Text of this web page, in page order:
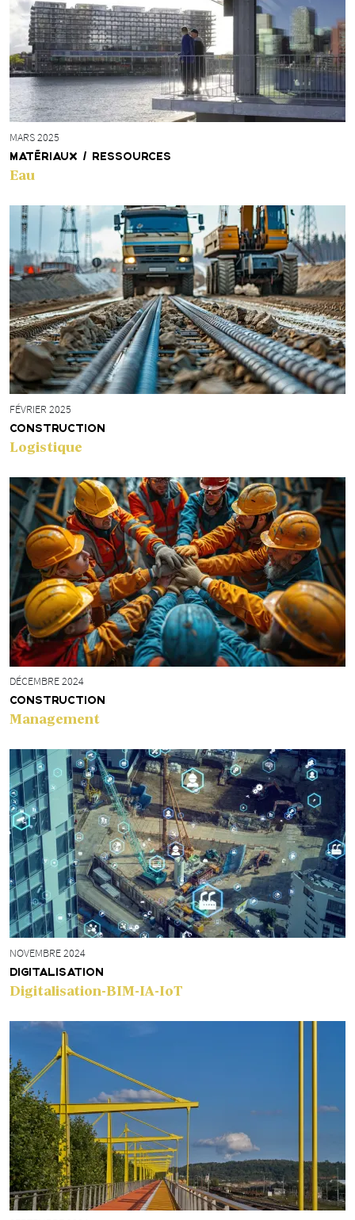
MARS 2025
MATÉRIAUX / RESSOURCES
Eau
FÉVRIER 2025
CONSTRUCTION
Logistique
DÉCEMBRE 2024
CONSTRUCTION
Management
NOVEMBRE 2024
DIGITALISATION
Digitalisation-BIM-IA-IoT